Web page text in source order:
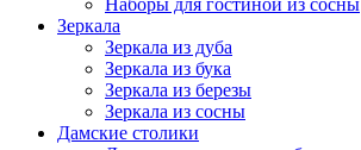
Наборы для гостиной из сосны
Зеркала
Зеркала из дуба
Зеркала из бука
Зеркала из березы
Зеркала из сосны
Дамские столики